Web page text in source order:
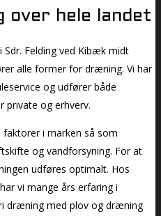
hele landet
Sdr. Felding ved Kibæk midt
alle former for dræning. Vi har
og udfører både
og erhverv.
i marken så som
og vandforsyning. For at
udføres optimalt. Hos
vi mange års erfaring i
dræning med plov og dræning